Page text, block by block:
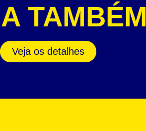
TAMBÉM
Veja os detalhes